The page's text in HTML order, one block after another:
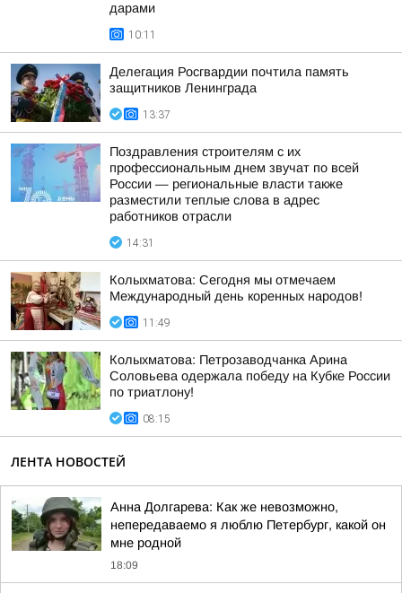
дарами
10:11
Делегация Росгвардии почтила память
защитников Ленинграда
13:37
Поздравления строителям с их
профессиональным днем звучат по всей
России — региональные власти также
разместили теплые слова в адрес
работников отрасли
14:31
Колыхматова: Сегодня мы отмечаем
Международный день коренных народов!
11:49
Колыхматова: Петрозаводчанка Арина
Соловьева одержала победу на Кубке России
по триатлону!
08:15
ЛЕНТА НОВОСТЕЙ
Анна Долгарева: Как же невозможно,
непередаваемо я люблю Петербург, какой он
мне родной
18:09